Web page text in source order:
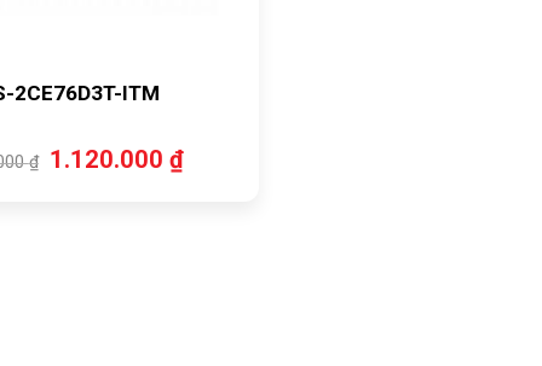
2CE76D3T-ITM
₫
Giá
gốc
1.120.000 ₫